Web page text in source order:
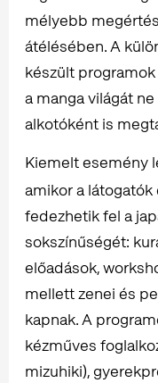
mélyebb
átélésében. A
készült
a manga világát
alkotóként is
Kiemelt esemény
amikor a
fedezhetik fel a
sokszínűségét:
előadások,
mellett zenei és
kapnak. A
kézműves
mizuhiki),